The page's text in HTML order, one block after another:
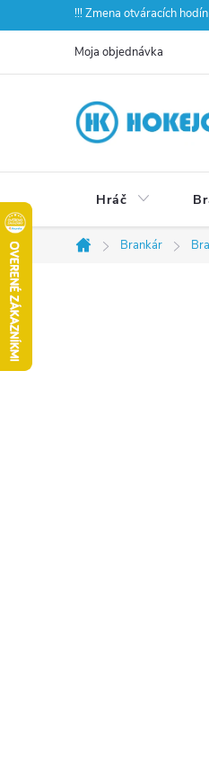
na
!!! Zmena otváracích
Moja objednávka
Hráč
Domov
Brankár